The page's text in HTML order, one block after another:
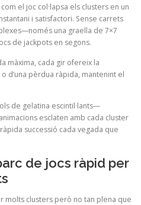
el joc col·lapsa els clusters en un
i satisfactori. Sense carrets
una graella de 7×7
de jackpots en segons.
màxima, cada gir ofereix la
d’una pèrdua ràpida, mantenint el
de gelatina escintil·lants—
esclaten amb cada cluster
successió cada vegada que
de jocs ràpid per
molts clusters però no tan plena que